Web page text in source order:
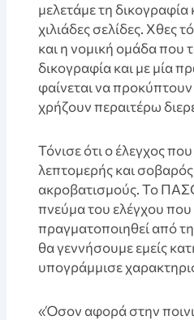
μελετάμε τη δικογραφία
χιλιάδες σελίδες. Χθες
και η νομική ομάδα που
δικογραφία και με μία
φαίνεται να προκύπτουν
χρήζουν περαιτέρω
Τόνισε ότι ο έλεγχος που
λεπτομερής και
ακροβατισμούς. Το
πνεύμα του ελέγχου που
πραγματοποιηθεί από
θα γεννήσουμε εμείς
υπογράμμισε
«Όσον αφορά στην